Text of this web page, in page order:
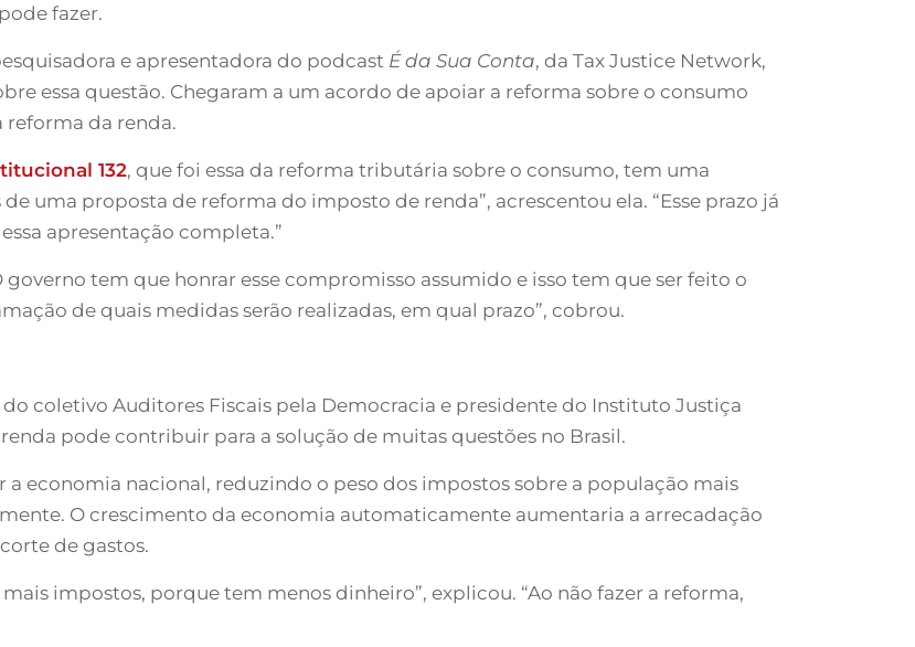
fazer.
e apresentadora do podcast É da Sua Conta, da Tax Justice Network,
essa questão. Chegaram a um acordo de apoiar a reforma sobre o consumo
reforma da renda.
132, que foi essa da reforma tributária sobre o consumo, tem uma
uma proposta de reforma do imposto de renda”, acrescentou ela. “Esse prazo já
apresentação completa.”
governo tem que honrar esse compromisso assumido e isso tem que ser feito o
de quais medidas serão realizadas, em qual prazo”, cobrou.
coletivo Auditores Fiscais pela Democracia e presidente do Instituto Justiça
pode contribuir para a solução de muitas questões no Brasil.
economia nacional, reduzindo o peso dos impostos sobre a população mais
O crescimento da economia automaticamente aumentaria a arrecadação
de gastos.
impostos, porque tem menos dinheiro”, explicou. “Ao não fazer a reforma,